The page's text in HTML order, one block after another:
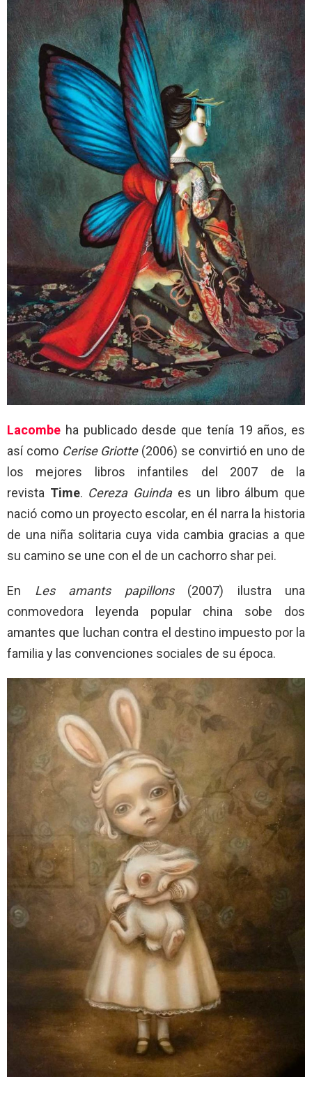
Lacombe ha publicado desde que tenía 19 años, es
así como Cerise Griotte(2006) se convirtió en uno de
los mejores libros infantiles del 2007 de la
revista Time. Cereza Guindaes un libro álbum que
nació como un proyecto escolar, en él narra la historia
de una niña solitaria cuya vida cambia gracias a que
su camino se une con el de un cachorro shar pei.
En Les amants papillons (2007) ilustra una
conmovedora leyenda popular china sobe dos
amantes que luchan contra el destino impuesto por la
familia y las convenciones sociales de su época.